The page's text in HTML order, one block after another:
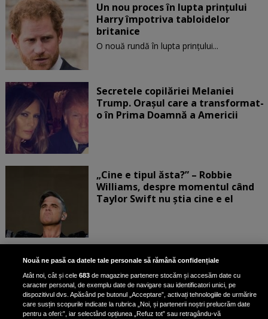
Un nou proces în lupta prinţului
Harry împotriva tabloidelor
britanice
O nouă rundă în lupta prinţului...
Secretele copilăriei Melaniei
Trump. Orașul care a transformat-
o în Prima Doamnă a Americii
„Cine e tipul ăsta?” – Robbie
Williams, despre momentul când
Taylor Swift nu știa cine e el
Bruce Dickinson, solistul trupei
Iron Maiden, şi-a arătat talentul
de scrimer la un concurs în Franţa
Nouă ne pasă ca datele tale personale să rămână confidențiale
Atât noi, cât și cele683 de magazine partenere stocăm și accesăm date cu
caracter personal, de exemplu date de navigare sau identificatori unici, pe
dispozitivul dvs. Apăsând pe butonul „Acceptare”, activați tehnologiile de urmărire
care susțin scopurile indicate la rubrica „Noi, și partenerii noștri prelucrăm date
pentru a oferi:”, iar selectând opțiunea „Refuz tot” sau retragându-vă